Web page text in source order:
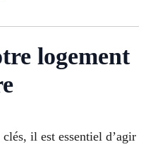
logement
il est essentiel d’agir